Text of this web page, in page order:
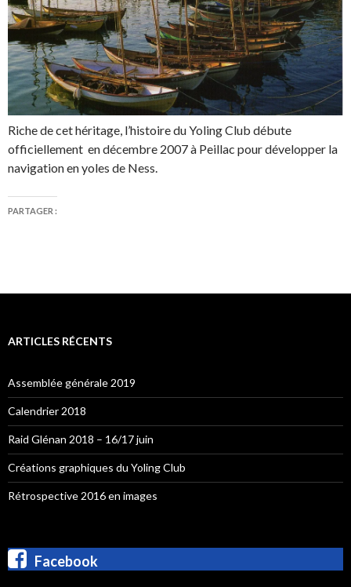
Riche de cet héritage, l’histoire du Yoling Club débute
officiellement en décembre 2007 à Peillac pour développer la
navigation en yoles de Ness.
PARTAGER :
ARTICLES RÉCENTS
Assemblée générale 2019
Calendrier 2018
Raid Glénan 2018 – 16/17 juin
Créations graphiques du Yoling Club
Rétrospective 2016 en images
Facebook